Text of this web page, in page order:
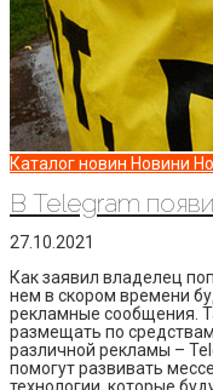
Каталог новин Новини
В Telegram
27.10.2021
Как заявил владелец
нем в скором времени
рекламные сообщения.
размещать по
различной рекламы –
помогут развивать
технологии, которые